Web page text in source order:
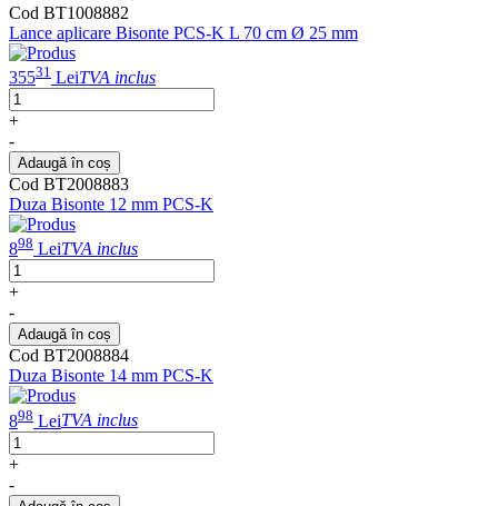
Cod BT1008882
Lance aplicare Bisonte PCS-K L 70 cm Ø 25 mm
35531 LeiTVA inclus
+
-
Adaugă în coș
Cod BT2008883
Duza Bisonte 12 mm PCS-K
898 LeiTVA inclus
+
-
Adaugă în coș
Cod BT2008884
Duza Bisonte 14 mm PCS-K
898 LeiTVA inclus
+
-